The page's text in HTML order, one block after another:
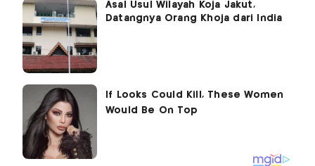
Asal Usul Wilayah Koja Jakut,
Datangnya Orang Khoja dari India